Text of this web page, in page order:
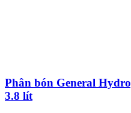
Phân bón General
3.8 lít